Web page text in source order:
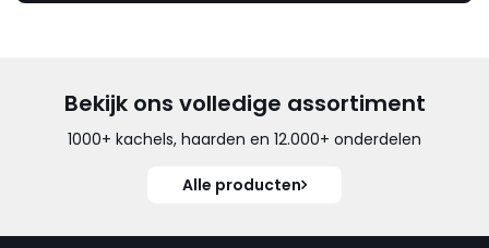
Bekijk ons volledige assortiment
1000+ kachels, haarden en 12.000+ onderdelen
Alle producten